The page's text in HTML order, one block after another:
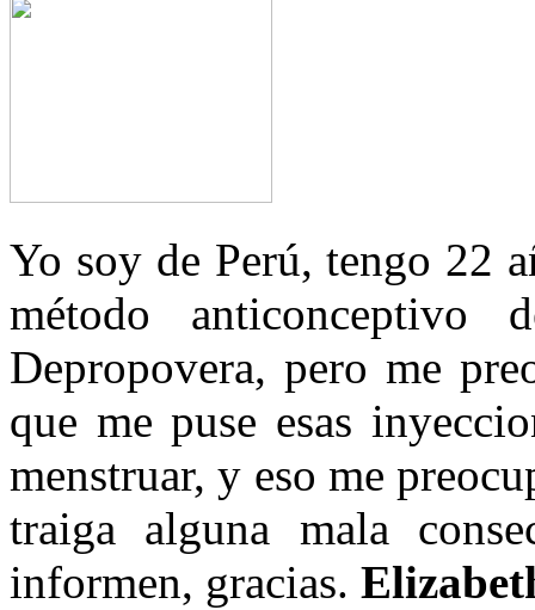
Yo soy de Perú, tengo 22
método anticonceptivo
Depropovera, pero me
que me puse esas
menstruar, y eso me
traiga alguna mala
informen, gracias.